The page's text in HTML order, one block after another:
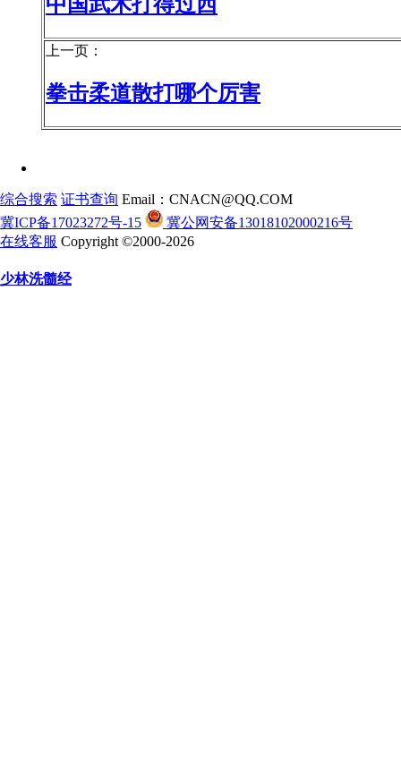
上一页：
拳击柔道散打哪个厉害
综合搜索 证书查询 Email：CNACN@QQ.COM
冀ICP备17023272号-15
冀公网安备13018102000216号
在线客服 Copyright ©2000-2026
少林洗髓经